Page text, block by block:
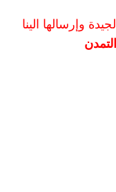
وإرسالها الينا